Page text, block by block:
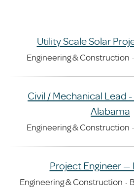
Utility Scale Solar
Engineering & Construction ·
Civil / Mechanical Lead
Alabama
Engineering & Construction ·
Project Engineer —
Engineering & Construction ·